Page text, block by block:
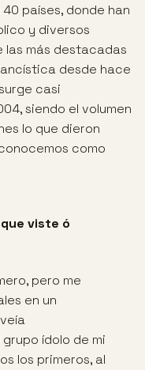
países, donde han
y diversos
las más destacadas
desde hace
casi
siendo el volumen
lo que dieron
como
viste ó
pero me
en un
ídolo de mi
los primeros, al